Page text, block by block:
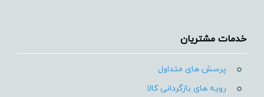
خدمات مشتریان
پرسش های متداول
رویه های بازگردانی کالا